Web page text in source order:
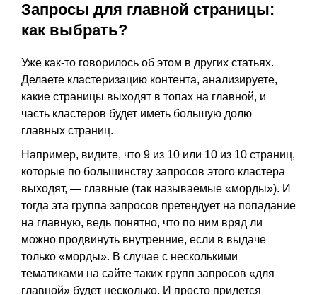
Запросы для главной страницы:
как выбрать?
Уже как-то говорилось об этом в других статьях.
Делаете кластеризацию контента, анализируете,
какие страницы выходят в топах на главной, и
часть кластеров будет иметь большую долю
главных страниц.
Например, видите, что 9 из 10 или 10 из 10 страниц,
которые по большинству запросов этого кластера
выходят, — главные (так называемые «морды»). И
тогда эта группа запросов претендует на попадание
на главную, ведь понятно, что по ним вряд ли
можно продвинуть внутренние, если в выдаче
только «морды». В случае с несколькими
тематиками на сайте таких групп запросов «для
главной» будет несколько. И просто придется